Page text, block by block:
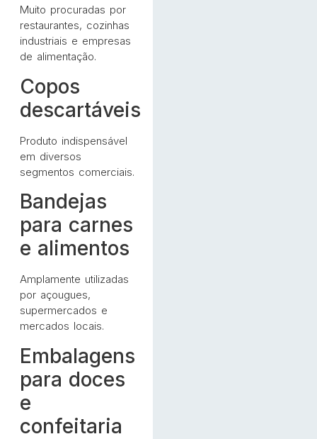
Muito procuradas por
restaurantes, cozinhas
industriais e empresas
de alimentação.
Copos
descartáveis
Produto indispensável
em diversos
segmentos comerciais.
Bandejas
para carnes
e alimentos
Amplamente utilizadas
por açougues,
supermercados e
mercados locais.
Embalagens
para doces
e
confeitaria